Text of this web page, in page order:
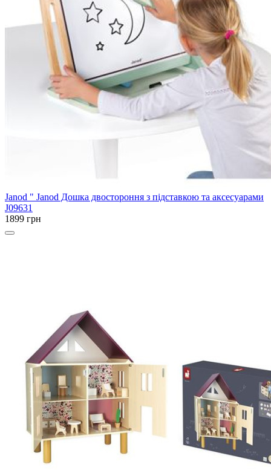
Janod " Janod Дошка двостороння з підставкою та аксесуарами
J09631
1899 грн